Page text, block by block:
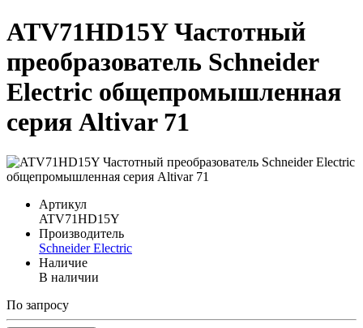
ATV71HD15Y Частотный
преобразователь Schneider
Electric общепромышленная
серия Altivar 71
Артикул
ATV71HD15Y
Производитель
Schneider Electric
Наличие
В наличии
По запросу